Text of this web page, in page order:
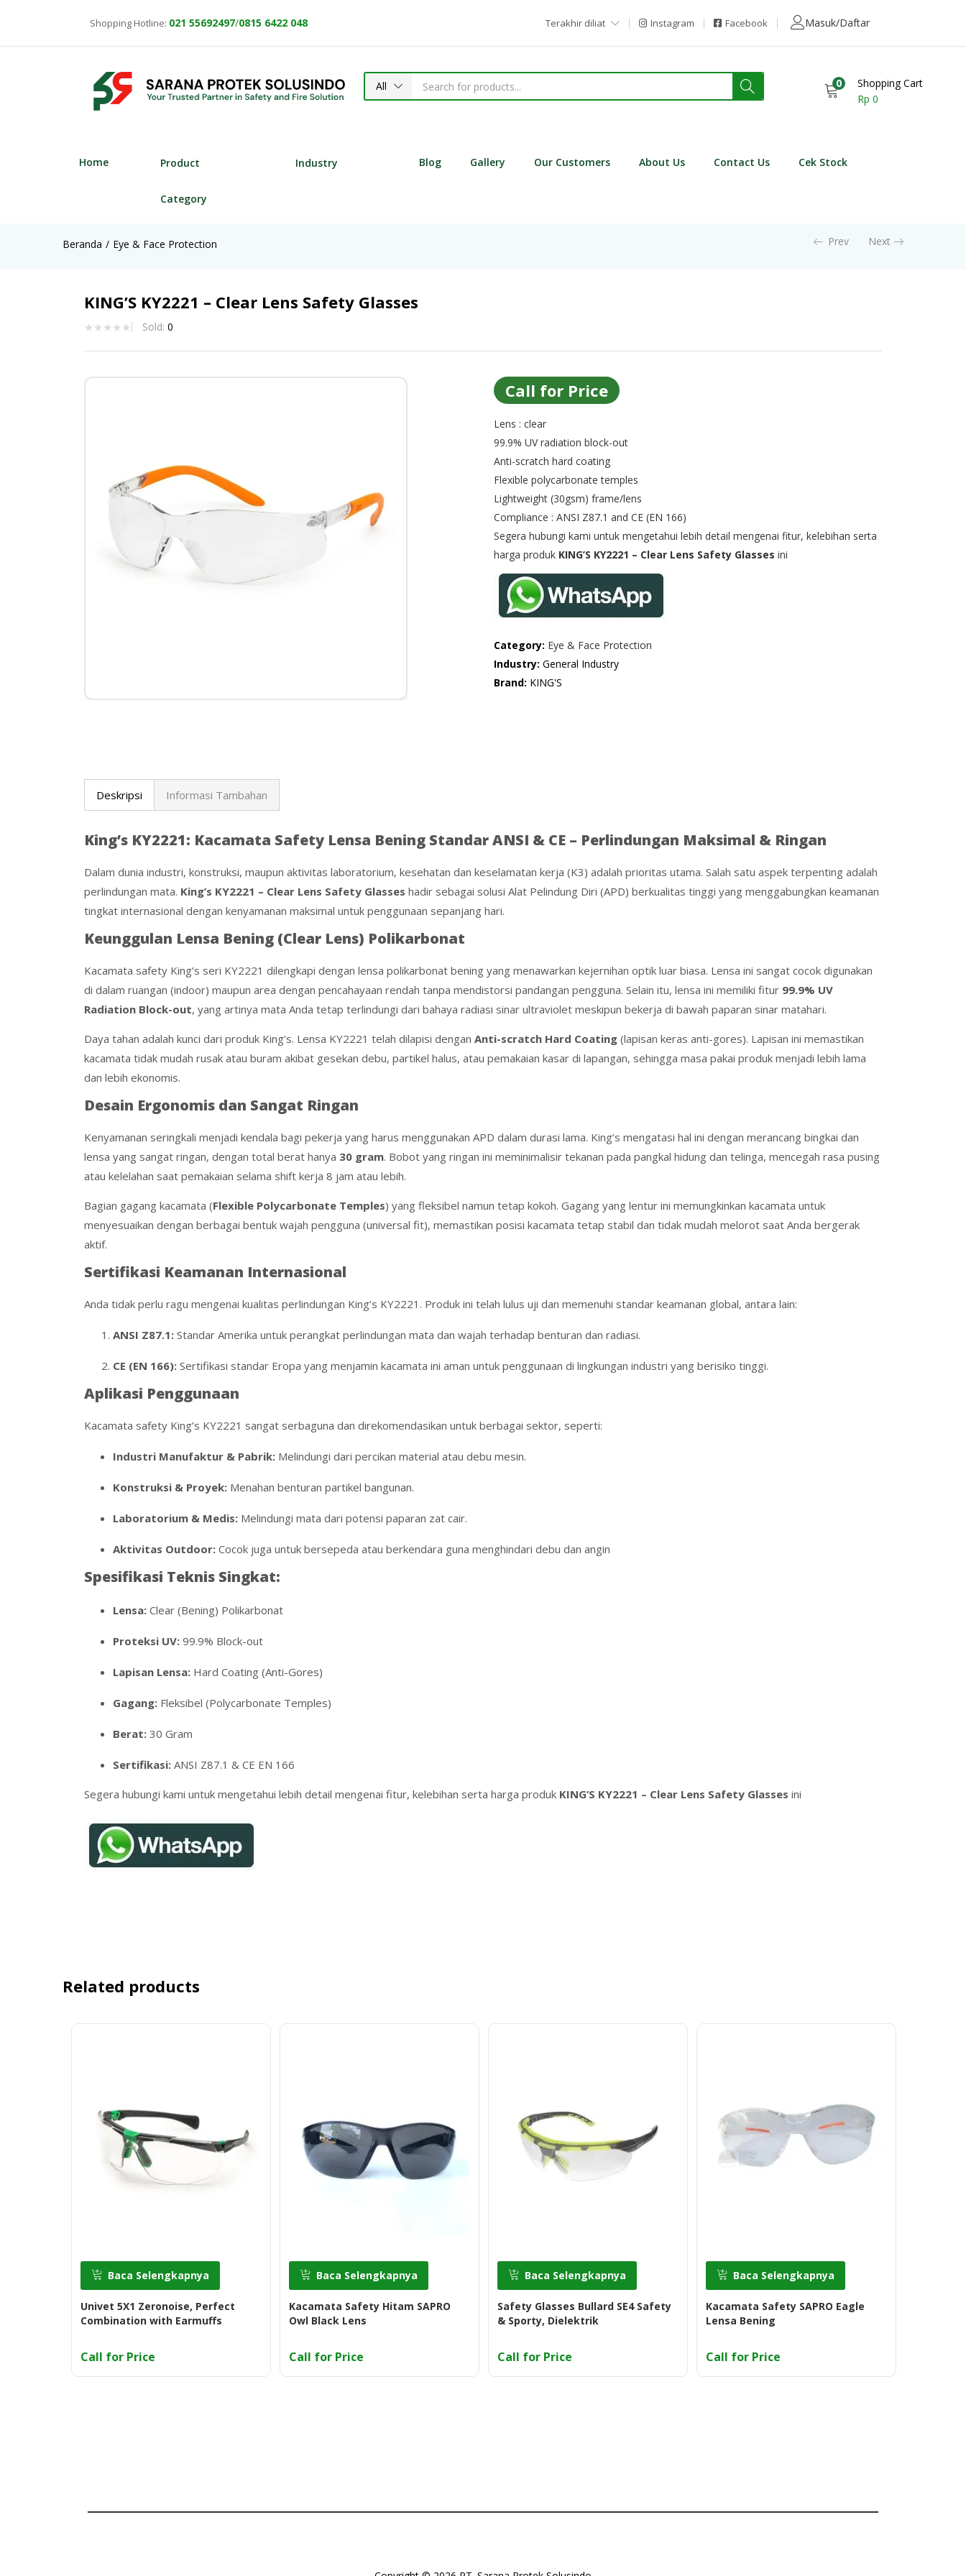
Shopping Hotline: 021 55692497/0815 6422 048 Terakhir diliat Instagram Facebook Masuk/Daftar
All 0
Shopping Cart
Rp 0
Home Product
Category
Industry Blog Gallery Our Customers About Us Contact Us Cek Stock
Beranda Eye & Face Protection Prev Next
KING’S KY2221 – Clear Lens Safety Glasses
Sold: 0
Call for Price
Lens : clear
99.9% UV radiation block-out
Anti-scratch hard coating
Flexible polycarbonate temples
Lightweight (30gsm) frame/lens
Compliance : ANSI Z87.1 and CE (EN 166)
Segera hubungi kami untuk mengetahui lebih detail mengenai fitur, kelebihan serta
harga produk KING’S KY2221 – Clear Lens Safety Glasses ini
Category: Eye & Face Protection
Industry: General Industry
Brand: KING'S
Deskripsi Informasi Tambahan
King’s KY2221: Kacamata Safety Lensa Bening Standar ANSI & CE – Perlindungan Maksimal & Ringan
Dalam dunia industri, konstruksi, maupun aktivitas laboratorium, kesehatan dan keselamatan kerja (K3) adalah prioritas utama. Salah satu aspek terpenting adalah
perlindungan mata. King’s KY2221 – Clear Lens Safety Glasses hadir sebagai solusi Alat Pelindung Diri (APD) berkualitas tinggi yang menggabungkan keamanan
tingkat internasional dengan kenyamanan maksimal untuk penggunaan sepanjang hari.
Keunggulan Lensa Bening (Clear Lens) Polikarbonat
Kacamata safety King’s seri KY2221 dilengkapi dengan lensa polikarbonat bening yang menawarkan kejernihan optik luar biasa. Lensa ini sangat cocok digunakan
di dalam ruangan (indoor) maupun area dengan pencahayaan rendah tanpa mendistorsi pandangan pengguna. Selain itu, lensa ini memiliki fitur 99.9% UV
Radiation Block-out, yang artinya mata Anda tetap terlindungi dari bahaya radiasi sinar ultraviolet meskipun bekerja di bawah paparan sinar matahari.
Daya tahan adalah kunci dari produk King’s. Lensa KY2221 telah dilapisi dengan Anti-scratch Hard Coating (lapisan keras anti-gores). Lapisan ini memastikan
kacamata tidak mudah rusak atau buram akibat gesekan debu, partikel halus, atau pemakaian kasar di lapangan, sehingga masa pakai produk menjadi lebih lama
dan lebih ekonomis.
Desain Ergonomis dan Sangat Ringan
Kenyamanan seringkali menjadi kendala bagi pekerja yang harus menggunakan APD dalam durasi lama. King’s mengatasi hal ini dengan merancang bingkai dan
lensa yang sangat ringan, dengan total berat hanya 30 gram. Bobot yang ringan ini meminimalisir tekanan pada pangkal hidung dan telinga, mencegah rasa pusing
atau kelelahan saat pemakaian selama shift kerja 8 jam atau lebih.
Bagian gagang kacamata (Flexible Polycarbonate Temples) yang fleksibel namun tetap kokoh. Gagang yang lentur ini memungkinkan kacamata untuk
menyesuaikan dengan berbagai bentuk wajah pengguna (universal fit), memastikan posisi kacamata tetap stabil dan tidak mudah melorot saat Anda bergerak
aktif.
Sertifikasi Keamanan Internasional
Anda tidak perlu ragu mengenai kualitas perlindungan King’s KY2221. Produk ini telah lulus uji dan memenuhi standar keamanan global, antara lain:
ANSI Z87.1: Standar Amerika untuk perangkat perlindungan mata dan wajah terhadap benturan dan radiasi.
CE (EN 166): Sertifikasi standar Eropa yang menjamin kacamata ini aman untuk penggunaan di lingkungan industri yang berisiko tinggi.
Aplikasi Penggunaan
Kacamata safety King’s KY2221 sangat serbaguna dan direkomendasikan untuk berbagai sektor, seperti:
Industri Manufaktur & Pabrik: Melindungi dari percikan material atau debu mesin.
Konstruksi & Proyek: Menahan benturan partikel bangunan.
Laboratorium & Medis: Melindungi mata dari potensi paparan zat cair.
Aktivitas Outdoor: Cocok juga untuk bersepeda atau berkendara guna menghindari debu dan angin
Spesifikasi Teknis Singkat:
Lensa: Clear (Bening) Polikarbonat
Proteksi UV: 99.9% Block-out
Lapisan Lensa: Hard Coating (Anti-Gores)
Gagang: Fleksibel (Polycarbonate Temples)
Berat: 30 Gram
Sertifikasi: ANSI Z87.1 & CE EN 166
Segera hubungi kami untuk mengetahui lebih detail mengenai fitur, kelebihan serta harga produk KING’S KY2221 – Clear Lens Safety Glasses ini
Related products
Baca Selengkapnya
Univet 5X1 Zeronoise, Perfect
Combination with Earmuffs
Call for Price
Baca Selengkapnya
Kacamata Safety Hitam SAPRO
Owl Black Lens
Call for Price
Baca Selengkapnya
Safety Glasses Bullard SE4 Safety
& Sporty, Dielektrik
Call for Price
Baca Selengkapnya
Kacamata Safety SAPRO Eagle
Lensa Bening
Call for Price